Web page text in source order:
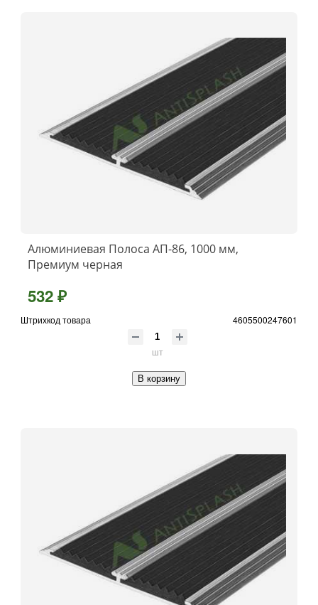
Алюминиевая Полоса АП-86, 1000 мм,
Премиум черная
532 ₽
Штрихкод товара 4605500247601
шт
В корзину